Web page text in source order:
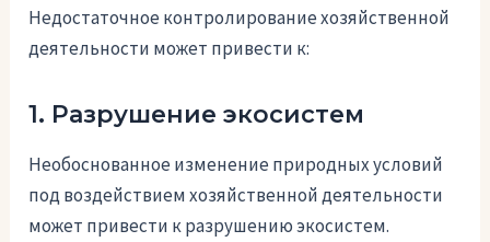
Недостаточное контролирование хозяйственной
деятельности может привести к:
1. Разрушение экосистем
Необоснованное изменение природных условий
под воздействием хозяйственной деятельности
может привести к разрушению экосистем.